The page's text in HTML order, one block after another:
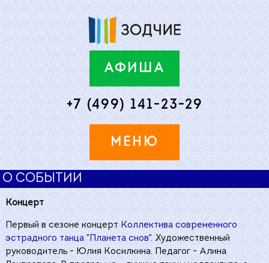
АФИША
+7 (499) 141-23-29
МЕНЮ
"ИМПУЛЬС" 12 ОКТЯБРЯ 19:00
"ИМПУЛЬС" 12 ОКТЯБРЯ 19:00
12 ОКТЯБРЯ 19:00
О СОБЫТИИ
Концерт
Первый в сезоне концертКоллектива современного
эстрадного танца "Планета снов". Художественный
руководитель - Юлия Косилкина. Педагог - Алина